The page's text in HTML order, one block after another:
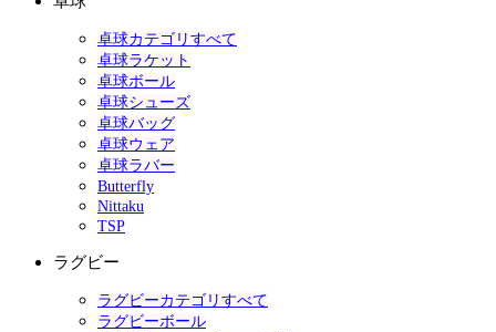
卓球カテゴリすべて
卓球ラケット
卓球ボール
卓球シューズ
卓球バッグ
卓球ウェア
卓球ラバー
Butterfly
Nittaku
TSP
ラグビー
ラグビーカテゴリすべて
ラグビーボール